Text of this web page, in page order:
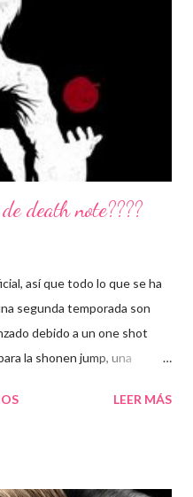
death note????
así que todo lo que se ha
segunda temporada son
debido a un one shot
la shonen jump, una
Otra de las confusiones
LEER MÁS